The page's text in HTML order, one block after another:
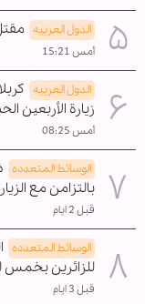
الدول العربیه
أمس 15:21
الدول العربیه
زيارة الأربعين
أمس 08:25
الوسائط المتعدده
بالتزامن مع
قبل 2 ايام
الوسائط المتعدده
للزائرين بخمس
قبل 3 ايام